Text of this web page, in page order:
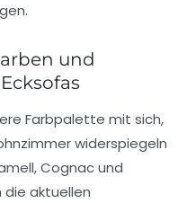
und
Farbpalette mit sich,
widerspiegeln
Cognac und
die aktuellen